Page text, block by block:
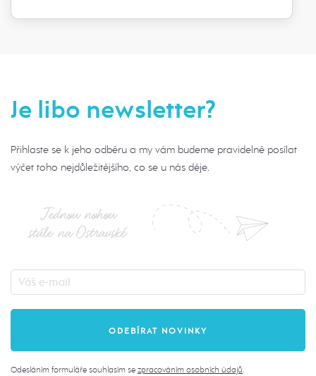
Je libo newsletter?
Přihlaste se k jeho odběru a my vám budeme pravidelně posílat
výčet toho nejdůležitějšího, co se u nás děje.
Jednou nohou
stále na Ostravské
Odesláním formuláře souhlasím se zpracováním osobních údajů.